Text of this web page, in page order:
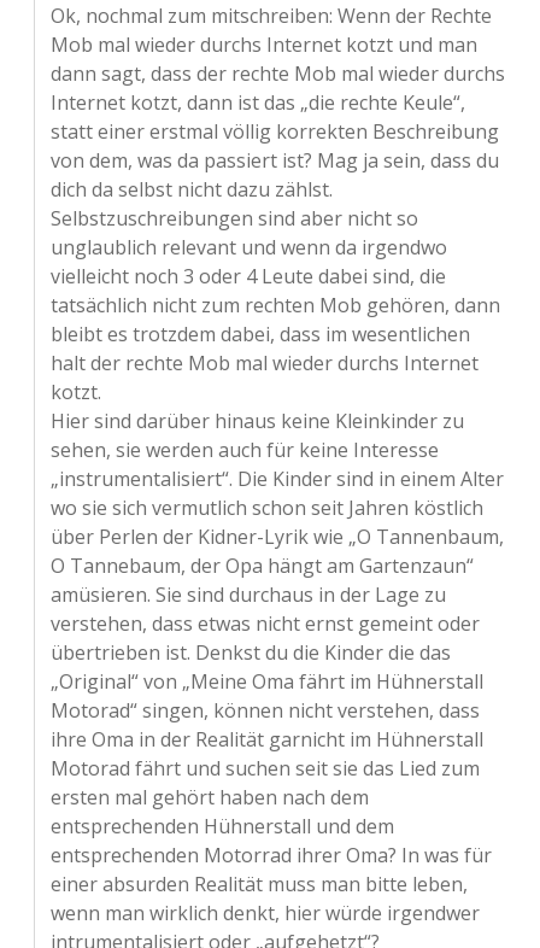
Ok, nochmal zum mitschreiben: Wenn der Rechte
Mob mal wieder durchs Internet kotzt und man
dann sagt, dass der rechte Mob mal wieder durchs
Internet kotzt, dann ist das „die rechte Keule“,
statt einer erstmal völlig korrekten Beschreibung
von dem, was da passiert ist? Mag ja sein, dass du
dich da selbst nicht dazu zählst.
Selbstzuschreibungen sind aber nicht so
unglaublich relevant und wenn da irgendwo
vielleicht noch 3 oder 4 Leute dabei sind, die
tatsächlich nicht zum rechten Mob gehören, dann
bleibt es trotzdem dabei, dass im wesentlichen
halt der rechte Mob mal wieder durchs Internet
kotzt.
Hier sind darüber hinaus keine Kleinkinder zu
sehen, sie werden auch für keine Interesse
„instrumentalisiert“. Die Kinder sind in einem Alter
wo sie sich vermutlich schon seit Jahren köstlich
über Perlen der Kidner-Lyrik wie „O Tannenbaum,
O Tannebaum, der Opa hängt am Gartenzaun“
amüsieren. Sie sind durchaus in der Lage zu
verstehen, dass etwas nicht ernst gemeint oder
übertrieben ist. Denkst du die Kinder die das
„Original“ von „Meine Oma fährt im Hühnerstall
Motorad“ singen, können nicht verstehen, dass
ihre Oma in der Realität garnicht im Hühnerstall
Motorad fährt und suchen seit sie das Lied zum
ersten mal gehört haben nach dem
entsprechenden Hühnerstall und dem
entsprechenden Motorrad ihrer Oma? In was für
einer absurden Realität muss man bitte leben,
wenn man wirklich denkt, hier würde irgendwer
intrumentalisiert oder „aufgehetzt“?